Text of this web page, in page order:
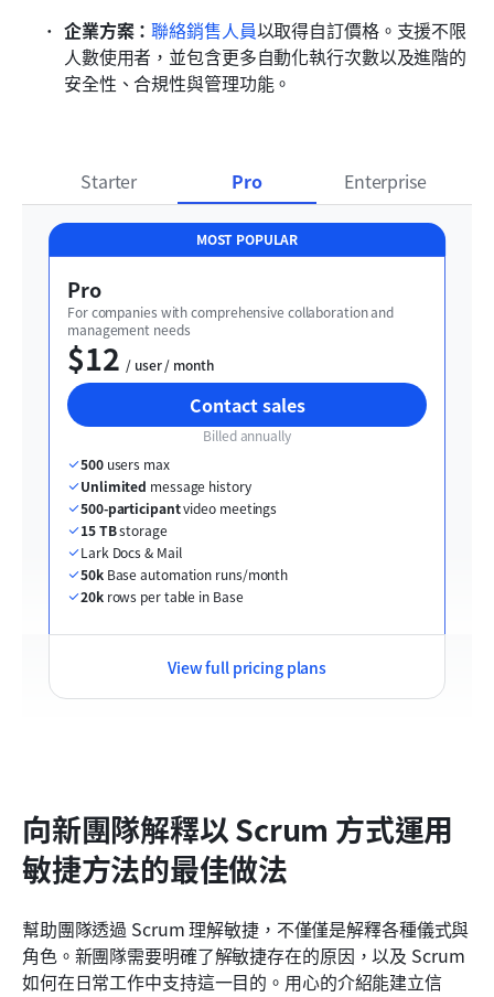
企業方案：聯絡銷售人員以取得自訂價格。支援不限
人數使用者，並包含更多自動化執行次數以及進階的
安全性、合規性與管理功能。
Starter Pro Enterprise
MOST POPULAR
Pro
For companies with comprehensive collaboration and
management needs
$12
  / user / month
Contact sales
Billed annually
500 users max
Unlimited message history
500-participant video meetings
15 TB storage
Lark Docs & Mail
50k Base automation runs/month
20k rows per table in Base
View full pricing plans
向新團隊解釋以 Scrum 方式運用
敏捷方法的最佳做法
幫助團隊透過 Scrum 理解敏捷，不僅僅是解釋各種儀式與
角色。新團隊需要明確了解敏捷存在的原因，以及 Scrum
如何在日常工作中支持這一目的。用心的介紹能建立信